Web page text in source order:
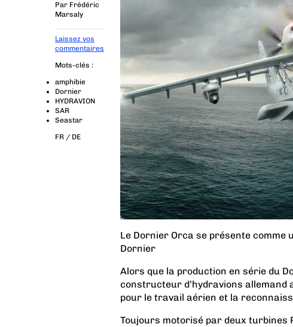
Par Frédéric
Marsaly
Laissez vos
commentaires
Mots-clés :
amphibie
Dornier
HYDRAVION
SAR
Seastar
FR / DE
Le Dornier Orca se présente comme
Dornier
Alors que la production en série du
constructeur d’hydravions
pour le travail aérien et la
Toujours motorisé par deux turbines